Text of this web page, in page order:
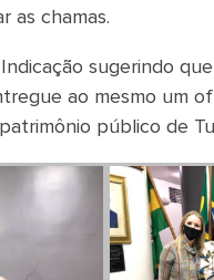
as chamas.
sugerindo
ao mesmo um
público de